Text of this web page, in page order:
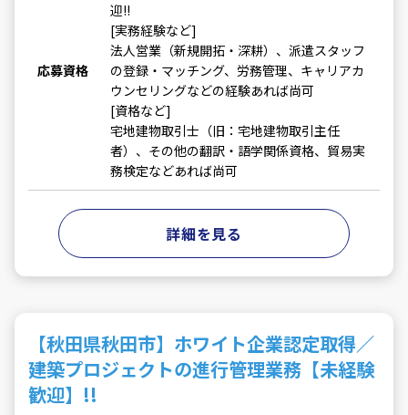
応募資格
迎!!
[実務経験など]
法人営業（新規開拓・深耕）、派遣スタッフ
の登録・マッチング、労務管理、キャリアカ
ウンセリングなどの経験あれば尚可
[資格など]
宅地建物取引士（旧：宅地建物取引主任
者）、その他の翻訳・語学関係資格、貿易実
務検定などあれば尚可
詳細を見る
【秋田県秋田市】ホワイト企業認定取得／
建築プロジェクトの進行管理業務【未経験
歓迎】!!